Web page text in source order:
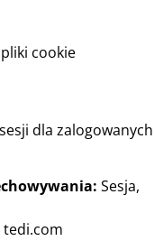
cookie
dla
Sesja,
tedi.com